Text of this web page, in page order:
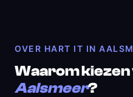
OVER HART IT IN
Waarom kiezen
Aalsmeer?